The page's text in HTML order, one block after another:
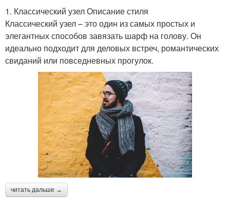
1. Классический узел Описание стиля
Классический узел – это один из самых простых и
элегантных способов завязать шарф на голову. Он
идеально подходит для деловых встреч, романтических
свиданий или повседневных прогулок.
читать дальше →